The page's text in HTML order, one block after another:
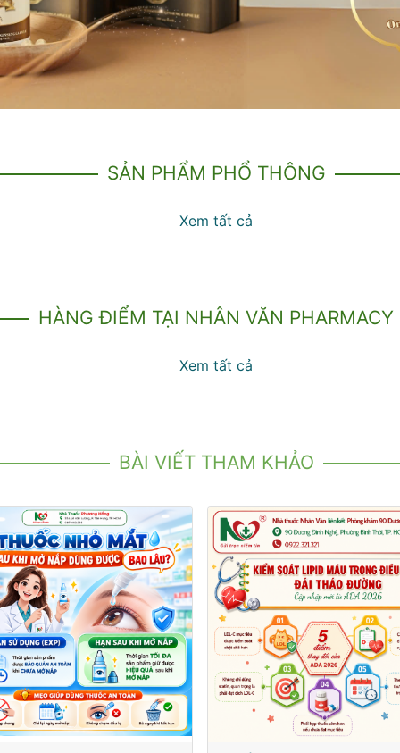
SẢN PHẨM PHỔ THÔNG
Xem tất cả
HÀNG ĐIỂM TẠI NHÂN VĂN PHARMACY
Xem tất cả
BÀI VIẾT THAM KHẢO